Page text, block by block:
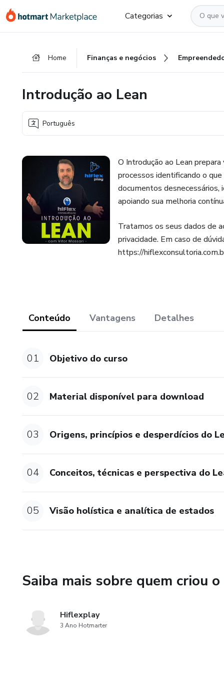
para
para
para
Categorias
Home Finanças e negócios
Introdução ao Lean
Português
O Introdução ao Lean
processos identificando o
documentos
apoiando sua melhoria
Tratamos os seus dados de
privacidade. Em caso de
https://
Conteúdo Vantagens Detalhes
01 Objetivo do curso
02 Material disponível para download
03 Origens, princípios e desperdícios do
04 Conceitos, técnicas e perspectiva do
05 Visão holística e analítica de estados
Saiba mais sobre quem criou
Hiflexplay
3 Ano Hotmarter